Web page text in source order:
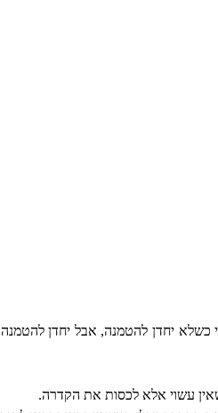
כשלא יחדן להטמנה, אבל יחדן להטמנה
עשוי אלא לכסות את הקדרה.